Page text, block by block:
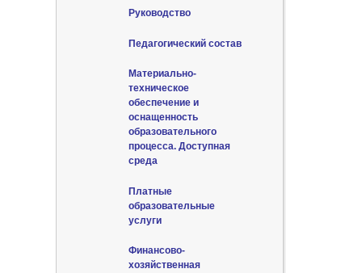
Руководство
Педагогический состав
Материально-
техническое
обеспечение и
оснащенность
образовательного
процесса. Доступная
среда
Платные
образовательные
услуги
Финансово-
хозяйственная